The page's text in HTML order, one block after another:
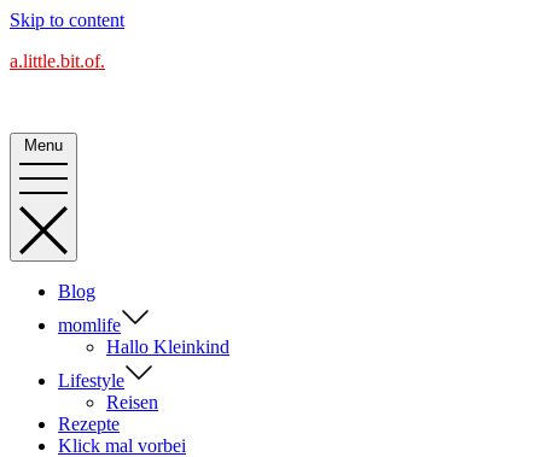
Skip to content
a.little.bit.of.
Menu
Blog
momlife
Hallo Kleinkind
Lifestyle
Reisen
Rezepte
Klick mal vorbei